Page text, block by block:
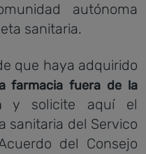
autónoma
sanitaria.
que haya adquirido
farmacia fuera de la
y solicite aquí el
sanitaria del Servico
del Consejo